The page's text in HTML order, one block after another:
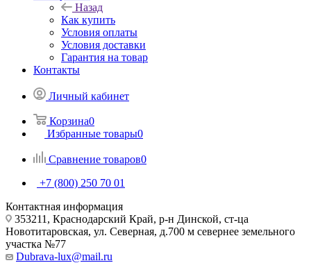
Назад
Как купить
Условия оплаты
Условия доставки
Гарантия на товар
Контакты
Личный кабинет
Корзина0
Избранные товары0
Сравнение товаров0
+7 (800) 250 70 01
Контактная информация
353211, Краснодарский Край, р-н Динской, ст-ца
Новотитаровская, ул. Северная, д.700 м севернее земельного
участка №77
Dubrava-lux@mail.ru